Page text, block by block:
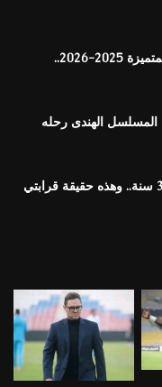
مصروفات المدارس التجريبية والرسمية المتميزة 2025-2026..
الهندى رحله
مريم سعيد صالح: دخلت الفن وأنا عندي 37 سنة.. وهذه حقيقة قرابتي